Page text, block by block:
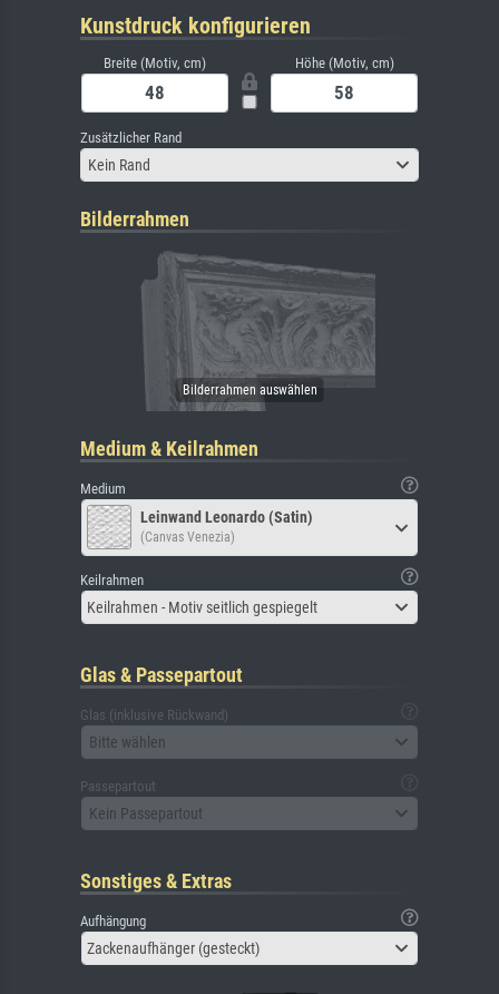
Kunstdruck konfigurieren
Breite (Motiv, cm) Höhe (Motiv, cm)
Zusätzlicher Rand
Kein Rand
Bilderrahmen
Medium & Keilrahmen
Medium
Leinwand Leonardo (Satin)
(Canvas Venezia)
Keilrahmen
Keilrahmen - Motiv seitlich gespiegelt
Glas & Passepartout
Glas (inklusive Rückwand)
Bitte wählen
Passepartout
Kein Passepartout
Sonstiges & Extras
Aufhängung
Zackenaufhänger (gesteckt)